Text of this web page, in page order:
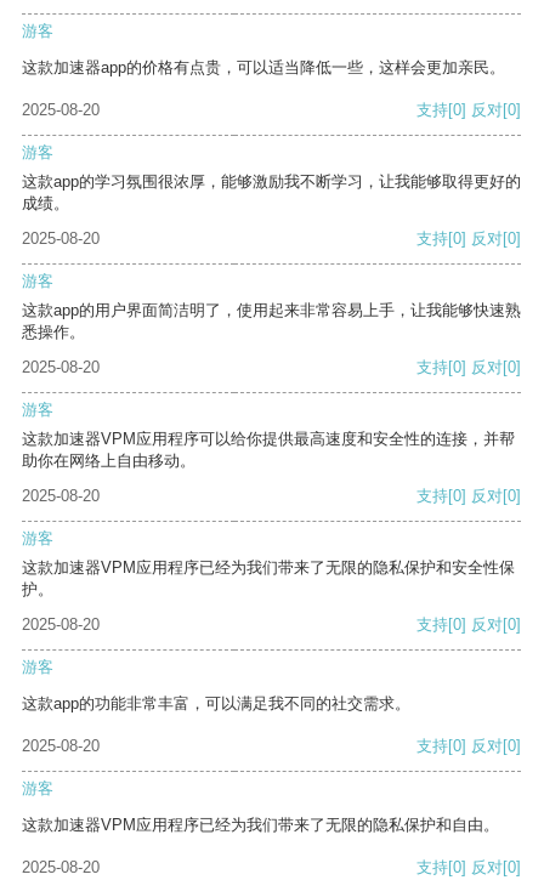
游客
这款加速器app的价格有点贵，可以适当降低一些，这样会更加亲民。
2025-08-20 支持[0] 反对[0]
游客
这款app的学习氛围很浓厚，能够激励我不断学习，让我能够取得更好的
成绩。
2025-08-20
支持[0] 反对[0]
游客
这款app的用户界面简洁明了，使用起来非常容易上手，让我能够快速熟
悉操作。
2025-08-20
支持[0] 反对[0]
游客
这款加速器VPM应用程序可以给你提供最高速度和安全性的连接，并帮
助你在网络上自由移动。
2025-08-20
支持[0] 反对[0]
游客
这款加速器VPM应用程序已经为我们带来了无限的隐私保护和安全性保
护。
2025-08-20
支持[0] 反对[0]
游客
这款app的功能非常丰富，可以满足我不同的社交需求。
2025-08-20 支持[0] 反对[0]
游客
这款加速器VPM应用程序已经为我们带来了无限的隐私保护和自由。
2025-08-20 支持[0] 反对[0]